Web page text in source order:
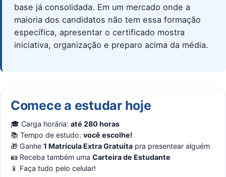
base já consolidada. Em um mercado onde a
maioria dos candidatos não tem essa formação
específica, apresentar o certificado mostra
iniciativa, organização e preparo acima da média.
Comece a estudar hoje
🎓 Carga horária: até 280 horas
📚 Tempo de estudo: você escolhe!
🎁 Ganhe 1 Matrícula Extra Gratuita pra presentear alguém
🪪 Receba também uma Carteira de Estudante
📱 Faça tudo pelo celular!